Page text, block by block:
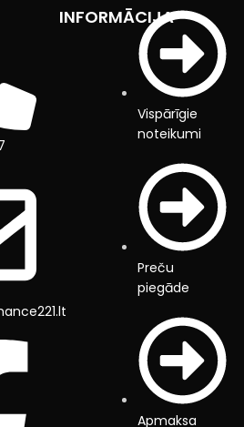
INFORMĀCIJA
Vispārīgie
noteikumi
Preču
piegāde
Apmaksa